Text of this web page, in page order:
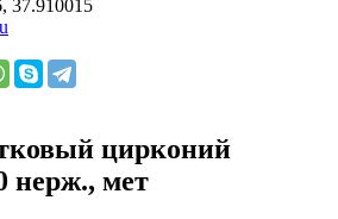
37.910015
цирконий
нерж., мет